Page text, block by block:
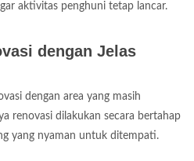
aktivitas penghuni tetap lancar.
dengan Jelas
dengan area yang masih
renovasi dilakukan secara bertahap
yang nyaman untuk ditempati.